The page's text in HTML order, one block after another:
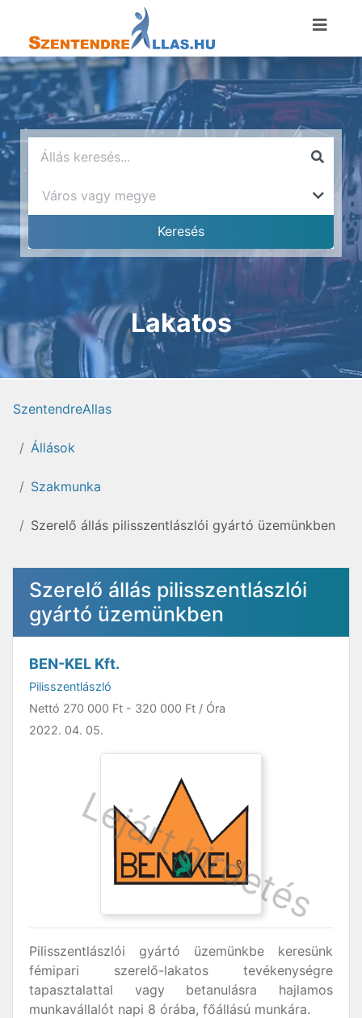
Lakatos
SzentendreAllas
Állások
Szakmunka
Szerelő állás pilisszentlászlói gyártó üzemünkben
Szerelő állás pilisszentlászlói
gyártó üzemünkben
BEN-KEL Kft.
Pilisszentlászló
Nettó 270 000 Ft - 320 000 Ft / Óra
2022. 04. 05.
Pilisszentlászlói gyártó üzemünkbe keresünk
fémipari szerelő-lakatos tevékenységre
tapasztalattal vagy betanulásra hajlamos
munkavállalót napi 8 órába, főállású munkára.